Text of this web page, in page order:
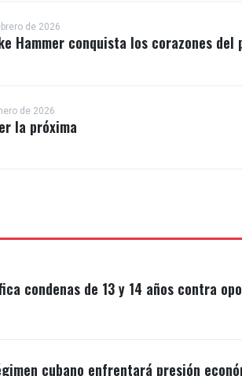
de 2026
Hammer conquista los corazones del
de 2026
la próxima
condenas de 13 y 14 años contra
cubano enfrentará presión